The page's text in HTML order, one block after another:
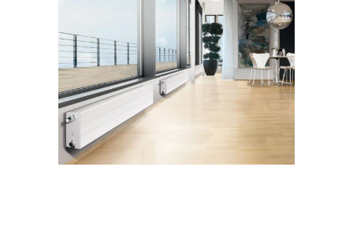
Воды для газового
котла
Котёл в режиме Воды в котле